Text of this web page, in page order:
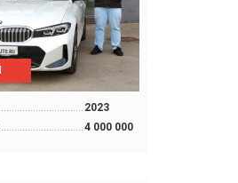
2023
4 000 000